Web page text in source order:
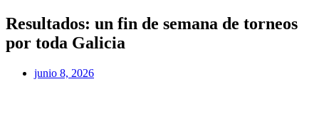
Resultados: un fin de semana de torneos
por toda Galicia
junio 8, 2026